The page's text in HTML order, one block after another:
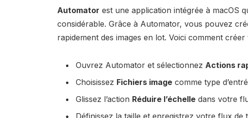
Automator est une application intégrée à macOS
considérable. Grâce à Automator, vous pouvez
rapidement des images en lot. Voici comment
Ouvrez Automator et sélectionnez Actions
Choisissez Fichiers imagecomme type
Glissez l’action Réduire l’échelledans votre
Définissez la taille et enregistrez votre flux de